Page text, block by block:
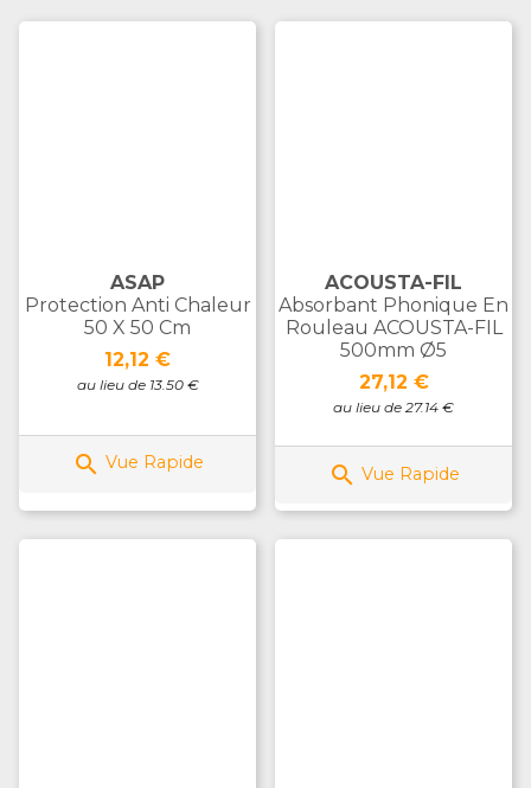
ASAP
Protection Anti Chaleur
50 X 50 Cm
Prix
12,12 €
au lieu de 13.50 €
 Vue Rapide
ACOUSTA-FIL
Absorbant Phonique En
Rouleau ACOUSTA-FIL
500mm Ø5
Prix
27,12 €
au lieu de 27.14 €
 Vue Rapide